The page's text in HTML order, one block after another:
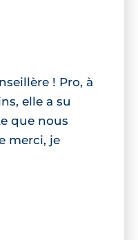
! Pro, à
elle a su
que nous
merci, je